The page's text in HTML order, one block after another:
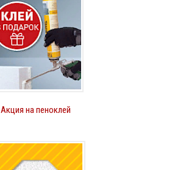
Акция на пеноклей